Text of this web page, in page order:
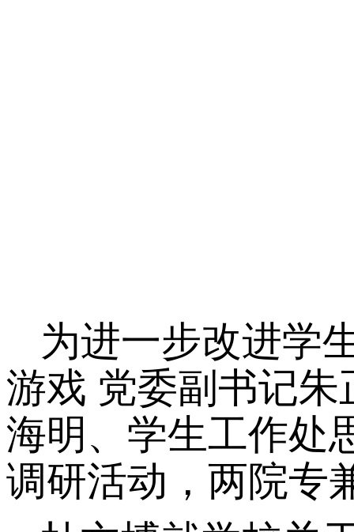
为进一步改进学
游戏 党委副书记
海明、学生工作处
调研活动，两院专